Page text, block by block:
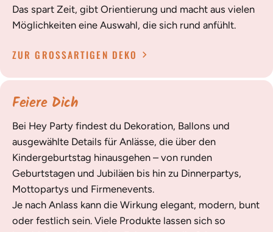
Das spart Zeit, gibt Orientierung und macht aus vielen
Möglichkeiten eine Auswahl, die sich rund anfühlt.
ZUR GROSSARTIGEN DEKO
Feiere Dich
Bei Hey Party findest du Dekoration, Ballons und
ausgewählte Details für Anlässe, die über den
Kindergeburtstag hinausgehen – von runden
Geburtstagen und Jubiläen bis hin zu Dinnerpartys,
Mottopartys und Firmenevents.
Je nach Anlass kann die Wirkung elegant, modern, bunt
oder festlich sein. Viele Produkte lassen sich so